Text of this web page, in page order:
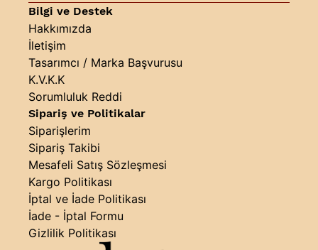
Bilgi ve Destek
Hakkımızda
İletişim
Tasarımcı / Marka Başvurusu
K.V.K.K
Sorumluluk Reddi
Sipariş ve Politikalar
Siparişlerim
Sipariş Takibi
Mesafeli Satış Sözleşmesi
Kargo Politikası
İptal ve İade Politikası
İade - İptal Formu
Gizlilik Politikası